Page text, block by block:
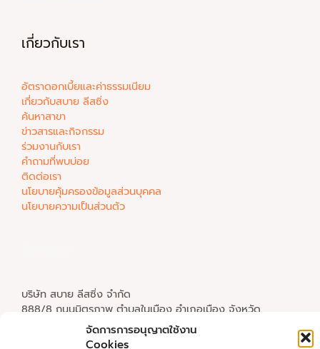
จัดการการอนุญาตใช้งาน
Cookies
เกี่ยวกับเรา
อัตราดอกเบี้ยและค่าธรรมเนียม
เกี่ยวกับสบาย ลีสซิ่ง
ค้นหาสาขา
ข่าวสารและกิจกรรม
ร่วมงานกับเรา
คำถามที่พบบ่อย
ติดต่อเรา
นโยบายคุ้มครองข้อมูลส่วนบุคคล
นโยบายความเป็นส่วนตัว
บริษัท สบาย ลีสซิ่ง จำกัด
888/8 ถนนมิตรภาพ ตำบลในเมือง อำเภอเมือง จังหวัด
พิษณุโลก 65000
055 000 555